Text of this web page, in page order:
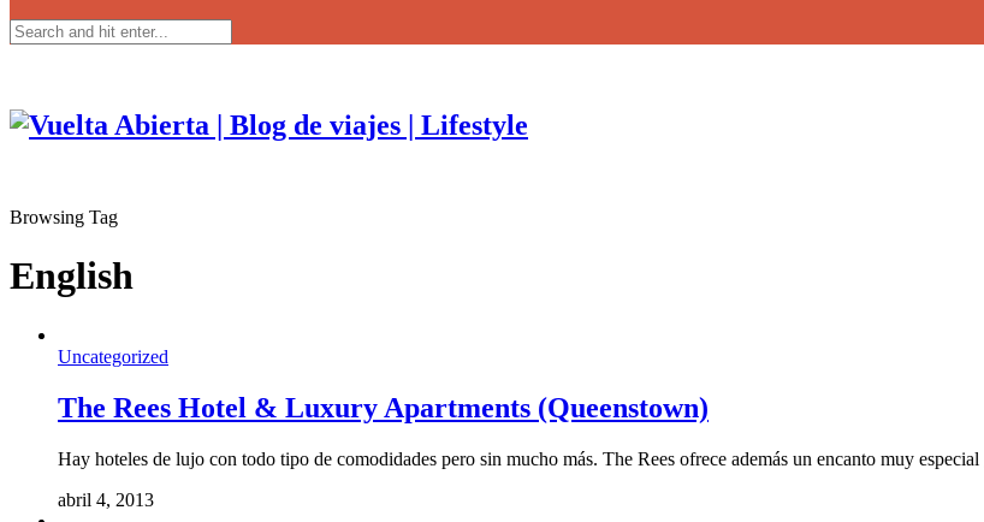
Browsing Tag
English
Uncategorized
The Rees Hotel & Luxury Apartments (Queenstown)
Hay hoteles de lujo con todo tipo de comodidades pero sin mucho más. The Rees ofrece además un encanto muy
abril 4, 2013